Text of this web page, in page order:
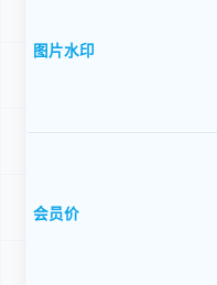
图片水印
会员价